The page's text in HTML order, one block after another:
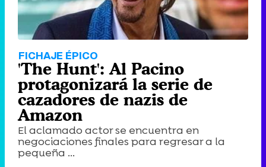
FICHAJE ÉPICO
'The Hunt': Al Pacino
protagonizará la serie de
cazadores de nazis de
Amazon
El aclamado actor se encuentra en
negociaciones finales para regresar a la
pequeña ...